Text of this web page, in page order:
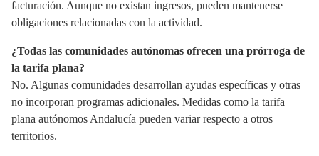
facturación. Aunque no existan ingresos, pueden mantenerse
obligaciones relacionadas con la actividad.
¿Todas las comunidades autónomas ofrecen una prórroga de
la tarifa plana?
No. Algunas comunidades desarrollan ayudas específicas y otras
no incorporan programas adicionales. Medidas como la tarifa
plana autónomos Andalucía pueden variar respecto a otros
territorios.